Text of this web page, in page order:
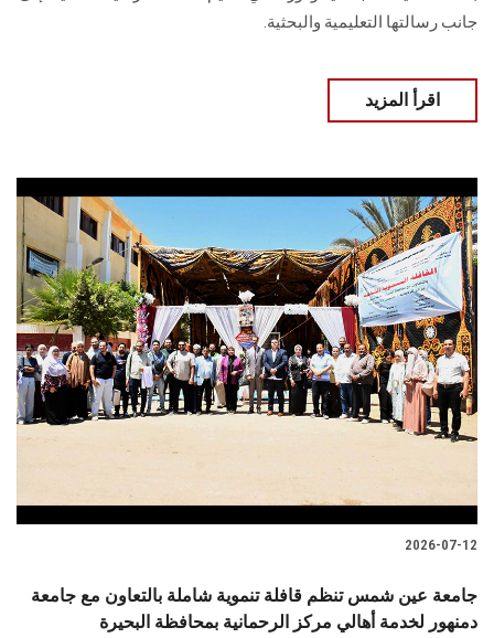
جانب رسالتها التعليمية والبحثية.
اقرأ المزيد
2026-07-12
جامعة عين شمس تنظم قافلة تنموية شاملة بالتعاون مع جامعة
دمنهور لخدمة أهالي مركز الرحمانية بمحافظة البحيرة